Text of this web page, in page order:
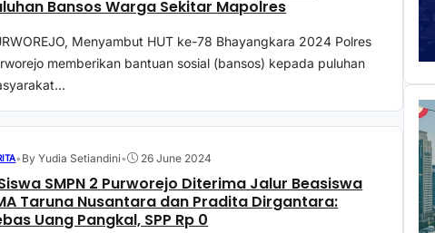
Bansos Warga Sekitar Mapolres
Menyambut HUT ke-78 Bhayangkara 2024 Polres
memberikan bantuan sosial (bansos) kepada puluhan
• By Yudia Setiandini• 26 June 2024
SMPN 2 Purworejo Diterima Jalur Beasiswa
Taruna Nusantara dan Pradita Dirgantara:
Uang Pangkal, SPP Rp 0